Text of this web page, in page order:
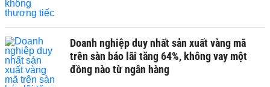
Doanh nghiệp duy nhất sản xuất vàng mã
trên sàn báo lãi tăng 64%, không vay một
đồng nào từ ngân hàng